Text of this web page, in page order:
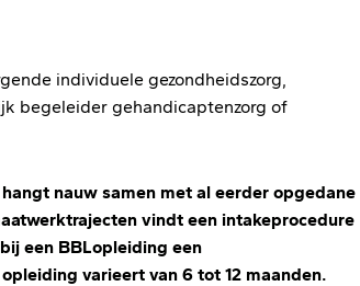
individuele gezondheidszorg,
begeleider gehandicaptenzorg of
nauw samen met al eerder opgedane
vindt een intakeprocedure
een BBLopleiding een
varieert van 6 tot 12 maanden.